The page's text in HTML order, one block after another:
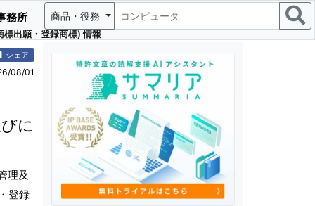
出願・登録商標) 情報
務所 商品・役務
シェア
08/01
に
理及
登録